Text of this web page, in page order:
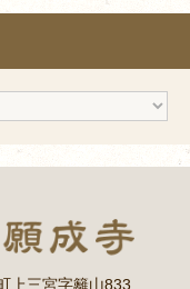
上三宮字籬山833